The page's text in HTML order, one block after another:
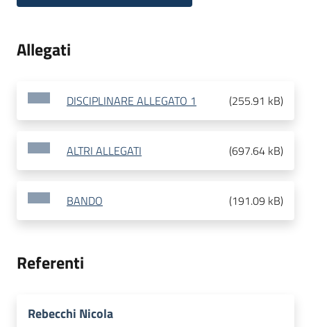
Allegati
DISCIPLINARE ALLEGATO 1 (255.91 kB)
ALTRI ALLEGATI (697.64 kB)
BANDO (191.09 kB)
Referenti
Rebecchi Nicola